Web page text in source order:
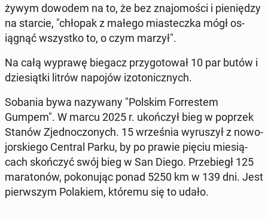
żywym dowodem na to, że bez zna­jo­moś­ci i pieniędzy
na starcie, "chłopak z małego mi­astecz­ka mógł os­
iągnąć wszys­tko to, o czym marzył".
Na całą wyprawę biegacz przy­go­tował 10 par butów i
dziesiąt­ki litrów napojów izo­ton­icznych.
Sobania bywa nazy­wany "Polskim For­restem
Gumpem". W marcu 2025 r. ukończył bieg w poprzek
Stanów Zjed­noc­zonych. 15 wrześ­nia wyruszył z nowo­
jorskiego Central Parku, by po prawie pięciu miesią­
cach skończyć swój bieg w San Diego. Prze­biegł 125
mara­tonów, pokonu­jąc ponad 5250 km w 139 dni. Jest
pier­wszym Po­lakiem, któremu się to udało.